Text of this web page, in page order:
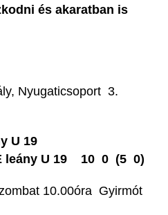
és akaratban is
Nyugaticsoport  3.
19 
U 19 10  0 (5  0)
10.00óra  Gyirmót